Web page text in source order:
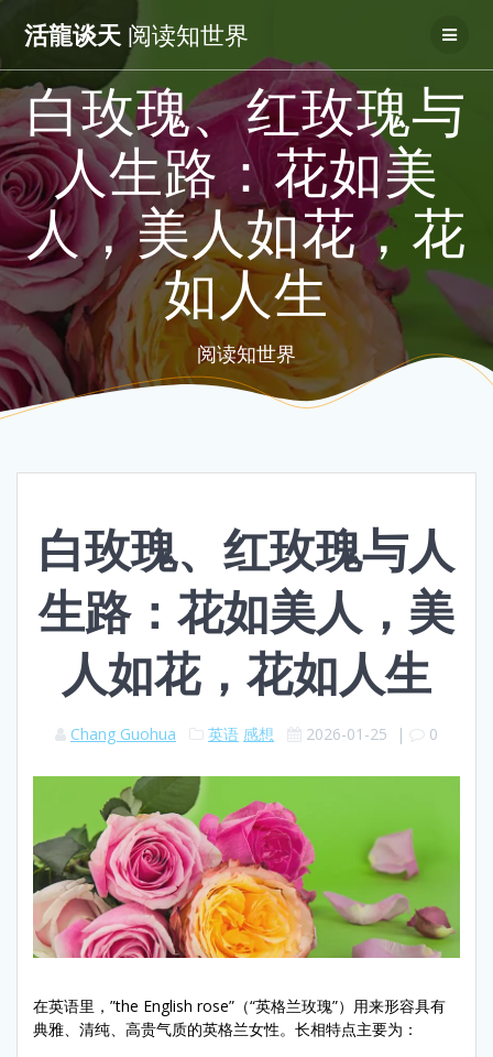
to
content
活龍谈天 阅读知世界
白玫瑰、红玫瑰与
人生路：花如美
人，美人如花，花
如人生
阅读知世界
白玫瑰、红玫瑰与人
生路：花如美人，美
人如花，花如人生
Chang Guohua 英语 感想 2026-01-25 | 0
在英语里，”the English rose”（“英格兰玫瑰”）用来形容具有
典雅、清纯、高贵气质的英格兰女性。长相特点主要为：